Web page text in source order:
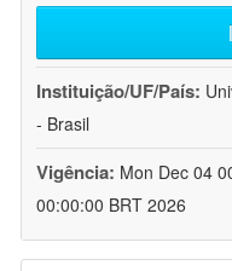
Instituição/UF/País:
- Brasil
Vigência: Mon Dec 04
00:00:00 BRT 2026